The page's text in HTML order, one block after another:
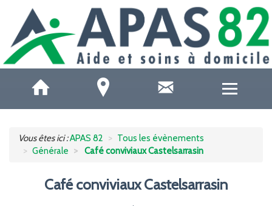
SOINS ET SANTÉ
Vous êtes ici :APAS 82
Tous les évènements
Générale
Café conviviaux Castelsarrasin
Café conviviaux Castelsarrasin